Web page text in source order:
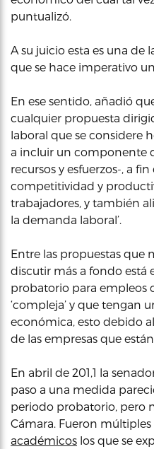
puntualizó.
A su juicio esta es una de
que se hace imperativo
En ese sentido, añadió
cualquier propuesta
laboral que se considere
a incluir un componente
recursos y esfuerzos-, a
competitividad y
trabajadores, y también
la demanda laboral’.
Entre las propuestas que
discutir más a fondo está
probatorio para empleos
‘compleja’ y que tengan
económica, esto debido
de las empresas que
En abril de 201,1 la
paso a una medida
periodo probatorio, pero
Cámara. Fueron múltiples
académicos los que se